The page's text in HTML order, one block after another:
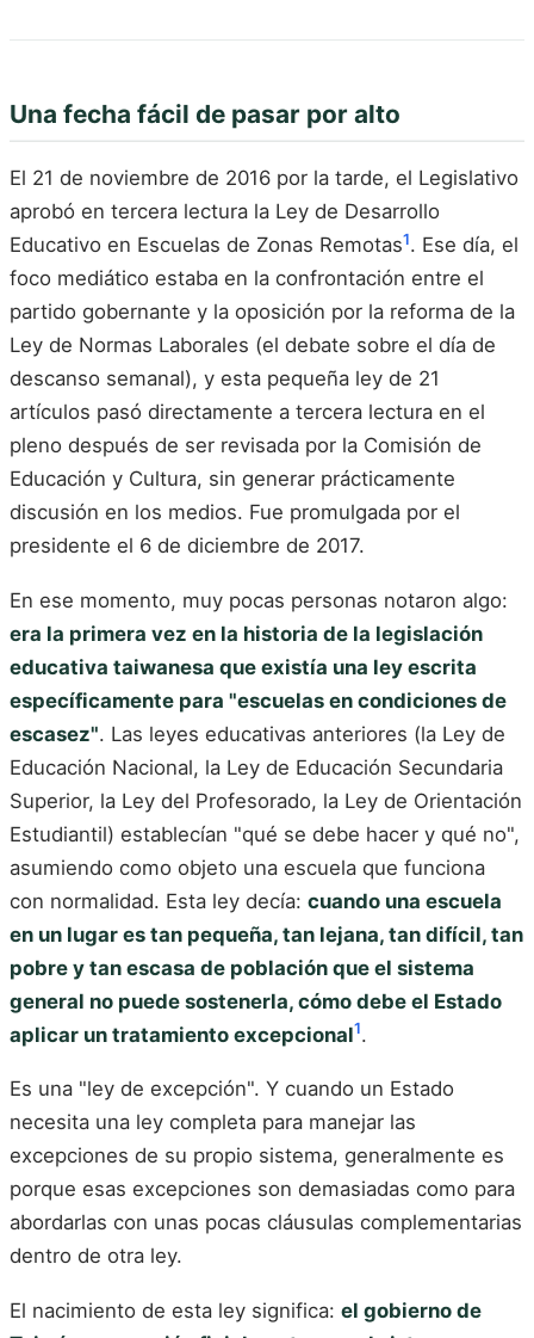
Una fecha fácil de pasar por alto
El 21 de noviembre de 2016 por la tarde, el Legislativo
aprobó en tercera lectura la Ley de Desarrollo
Educativo en Escuelas de Zonas Remotas1. Ese día, el
foco mediático estaba en la confrontación entre el
partido gobernante y la oposición por la reforma de la
Ley de Normas Laborales (el debate sobre el día de
descanso semanal), y esta pequeña ley de 21
artículos pasó directamente a tercera lectura en el
pleno después de ser revisada por la Comisión de
Educación y Cultura, sin generar prácticamente
discusión en los medios. Fue promulgada por el
presidente el 6 de diciembre de 2017.
En ese momento, muy pocas personas notaron algo:
era la primera vez en la historia de la legislación
educativa taiwanesa que existía una ley escrita
específicamente para "escuelas en condiciones de
escasez". Las leyes educativas anteriores (la Ley de
Educación Nacional, la Ley de Educación Secundaria
Superior, la Ley del Profesorado, la Ley de Orientación
Estudiantil) establecían "qué se debe hacer y qué no",
asumiendo como objeto una escuela que funciona
con normalidad. Esta ley decía: cuando una escuela
en un lugar es tan pequeña, tan lejana, tan difícil, tan
pobre y tan escasa de población que el sistema
general no puede sostenerla, cómo debe el Estado
aplicar un tratamiento excepcional1.
Es una "ley de excepción". Y cuando un Estado
necesita una ley completa para manejar las
excepciones de su propio sistema, generalmente es
porque esas excepciones son demasiadas como para
abordarlas con unas pocas cláusulas complementarias
dentro de otra ley.
El nacimiento de esta ley significa: el gobierno de